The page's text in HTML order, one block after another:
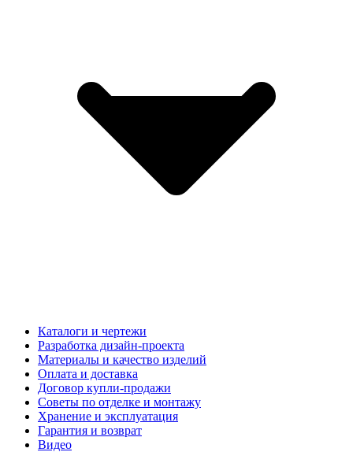
Каталоги и чертежи
Разработка дизайн-проекта
Материалы и качество изделий
Оплата и доставка
Договор купли-продажи
Советы по отделке и монтажу
Хранение и эксплуатация
Гарантия и возврат
Видео